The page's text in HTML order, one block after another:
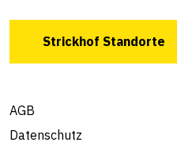
Strickhof Standorte
AGB
Datenschutz